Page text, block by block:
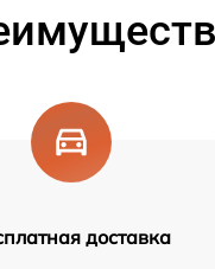
доставка